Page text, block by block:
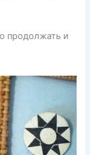
продолжать и